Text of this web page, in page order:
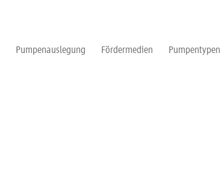
Pumpenauslegung Fördermedien Pumpentypen